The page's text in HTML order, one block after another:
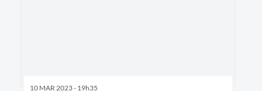
10 MAR 2023 - 19h35